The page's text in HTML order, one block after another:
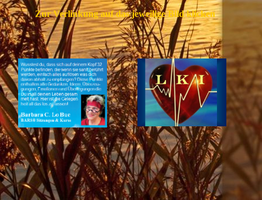
Zur Verlinkung auf das jeweilige Bild klicken